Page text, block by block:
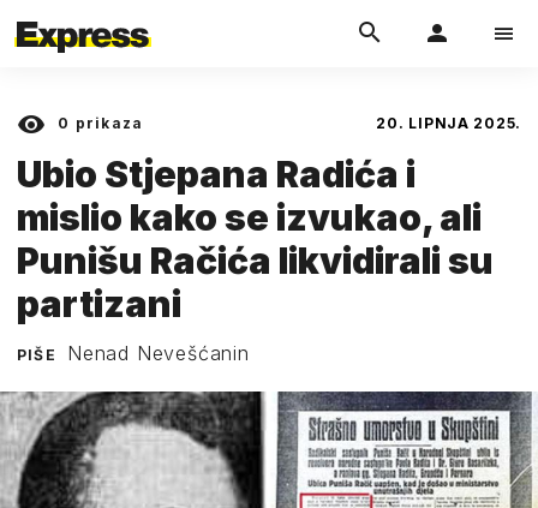
0 prikaza 20. LIPNJA 2025.
Ubio Stjepana Radića i
mislio kako se izvukao, ali
Punišu Račića likvidirali su
partizani
PIŠE Nenad Nevešćanin